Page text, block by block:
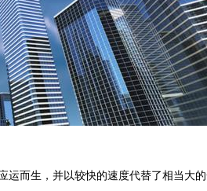
而生，并以较快的速度代替了相当大的